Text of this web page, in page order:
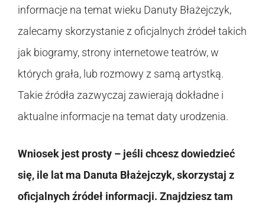
informacje na temat wieku Danuty Błażejczyk,
zalecamy skorzystanie z oficjalnych źródeł takich
jak biogramy, strony internetowe teatrów, w
których grała, lub rozmowy z samą artystką.
Takie źródła zazwyczaj zawierają dokładne i
aktualne informacje na temat daty urodzenia.
Wniosek jest prosty – jeśli chcesz dowiedzieć
się, ile lat ma Danuta Błażejczyk, skorzystaj z
oficjalnych źródeł informacji. Znajdziesz tam